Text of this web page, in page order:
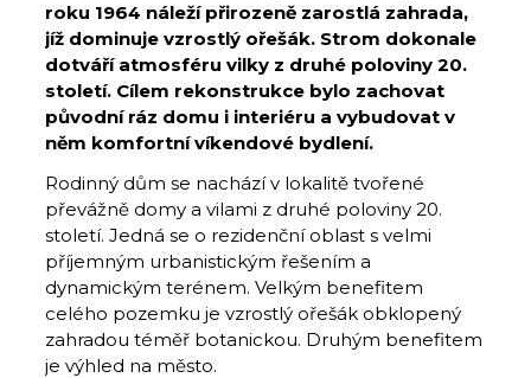
roku 1964 náleží přirozeně zarostlá zahrada,
jíž dominuje vzrostlý ořešák. Strom dokonale
dotváří atmosféru vilky z druhé poloviny 20.
století. Cílem rekonstrukce bylo zachovat
původní ráz domu i interiéru a vybudovat v
něm komfortní víkendové bydlení.
Rodinný dům se nachází v lokalitě tvořené
převážně domy a vilami z druhé poloviny 20.
století. Jedná se o rezidenční oblast s velmi
příjemným urbanistickým řešením a
dynamickým terénem. Velkým benefitem
celého pozemku je vzrostlý ořešák obklopený
zahradou téměř botanickou. Druhým benefitem
je výhled na město.